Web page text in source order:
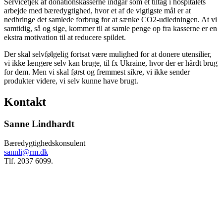
Servicetjek af donationskasserne indgår som et tiltag i hospitalets
arbejde med bæredygtighed, hvor et af de vigtigste mål er at
nedbringe det samlede forbrug for at sænke CO2-udledningen. At vi
samtidig, så og sige, kommer til at samle penge op fra kasserne er en
ekstra motivation til at reducere spildet.
Der skal selvfølgelig fortsat være mulighed for at donere utensilier,
vi ikke længere selv kan bruge, til fx Ukraine, hvor der er hårdt brug
for dem. Men vi skal først og fremmest sikre, vi ikke sender
produkter videre, vi selv kunne have brugt.
Kontakt
Sanne Lindhardt
Bæredygtighedskonsulent
sannli@rm.dk
Tlf. 2037 6099.